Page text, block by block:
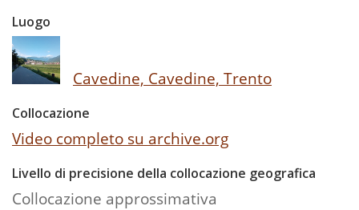
Luogo
Cavedine, Cavedine, Trento
Collocazione
Video completo su archive.org
Livello di precisione della collocazione geografica
Collocazione approssimativa